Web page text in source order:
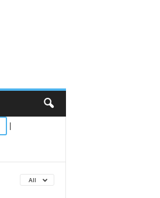
All